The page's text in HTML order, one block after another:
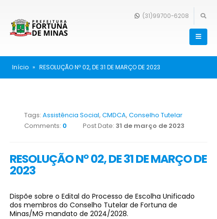
(31)99700-6208
Início » RESOLUÇÃO Nº 02, DE 31 DE MARÇO DE 2023
Tags: Assistência Social, CMDCA, Conselho Tutelar
Comments: 0 Post Date: 31 de março de 2023
RESOLUÇÃO Nº 02, DE 31 DE MARÇO DE
2023
Dispõe sobre o Edital do Processo de Escolha Unificado
dos membros do Conselho Tutelar de Fortuna de
Minas/MG mandato de 2024/2028.